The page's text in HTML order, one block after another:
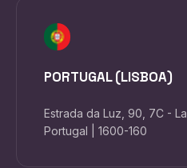
PORTUGAL (LISBOA)
Estrada da Luz, 90, 7C -
Portugal | 1600-160